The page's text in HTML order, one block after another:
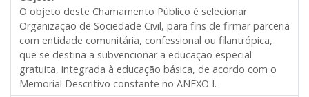
O objeto deste Chamamento Público é selecionar
Organização de Sociedade Civil, para fins de firmar parceria
com entidade comunitária, confessional ou filantrópica,
que se destina a subvencionar a educação especial
gratuita, integrada à educação básica, de acordo com o
Memorial Descritivo constante no ANEXO I.